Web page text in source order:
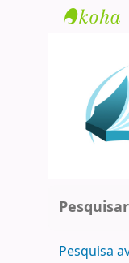
Pesquisar
Pesquisa